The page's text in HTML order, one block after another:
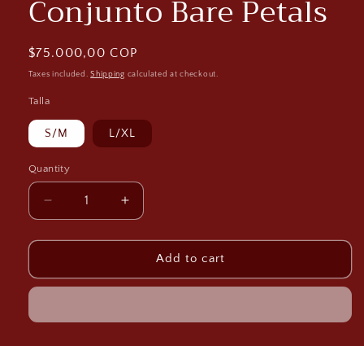
Conjunto Bare Petals
Regular
price
$75.000,00 COP
Taxes included.Shipping calculated at checkout.
Talla
S/M L/XL
Quantity
Decrease
quantity
for
Bare
Increase
quantity
for
Conjunto
Bare
Add to cart